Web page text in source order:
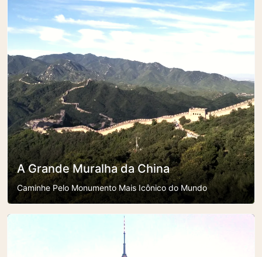
A Grande Muralha da China
Caminhe Pelo Monumento Mais Icônico do Mundo